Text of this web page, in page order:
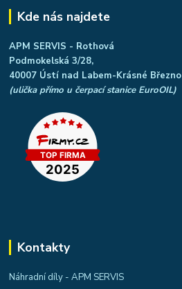
Kde nás najdete
APM SERVIS - Rothová
Podmokelská 3/28,
40007 Ústí nad Labem-Krásné Březno
(ulička přímo u čerpací stanice EuroOIL)
Kontakty
Náhradní díly - APM SERVIS